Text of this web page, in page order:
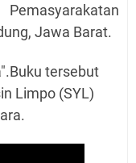
Jawa Barat.
tersebut
Limpo (SYL)